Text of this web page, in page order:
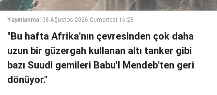
Yayınlanma: 08 Ağustos 2026 Cumartesi 16:28
"Bu hafta Afrika'nın çevresinden çok daha
uzun bir güzergah kullanan altı tanker gibi
bazı Suudi gemileri Babu'l Mendeb'ten geri
dönüyor."